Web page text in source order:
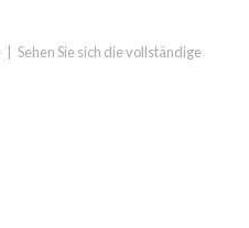
Sehen Sie sich die vollständige